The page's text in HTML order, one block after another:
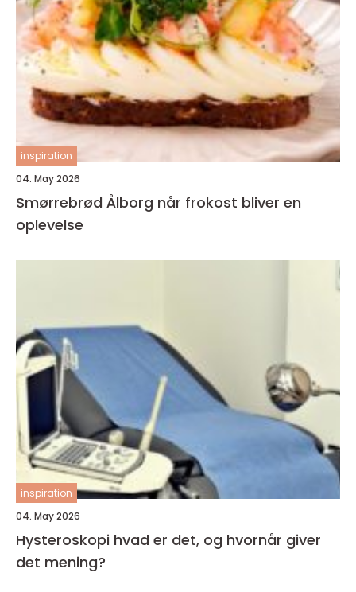
inspiration
04. May 2026
Smørrebrød Ålborg når frokost bliver en
oplevelse
inspiration
04. May 2026
Hysteroskopi hvad er det, og hvornår giver
det mening?